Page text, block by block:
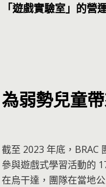
「遊戲實驗室」的營
為弱勢兒童
截至 2023 年底，BRAC
參與遊戲式學習活動的
在烏干達，團隊在當地